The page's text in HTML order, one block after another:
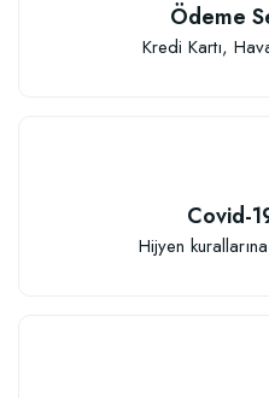
Ödeme
Kredi Kartı,
Covid-
Hijyen